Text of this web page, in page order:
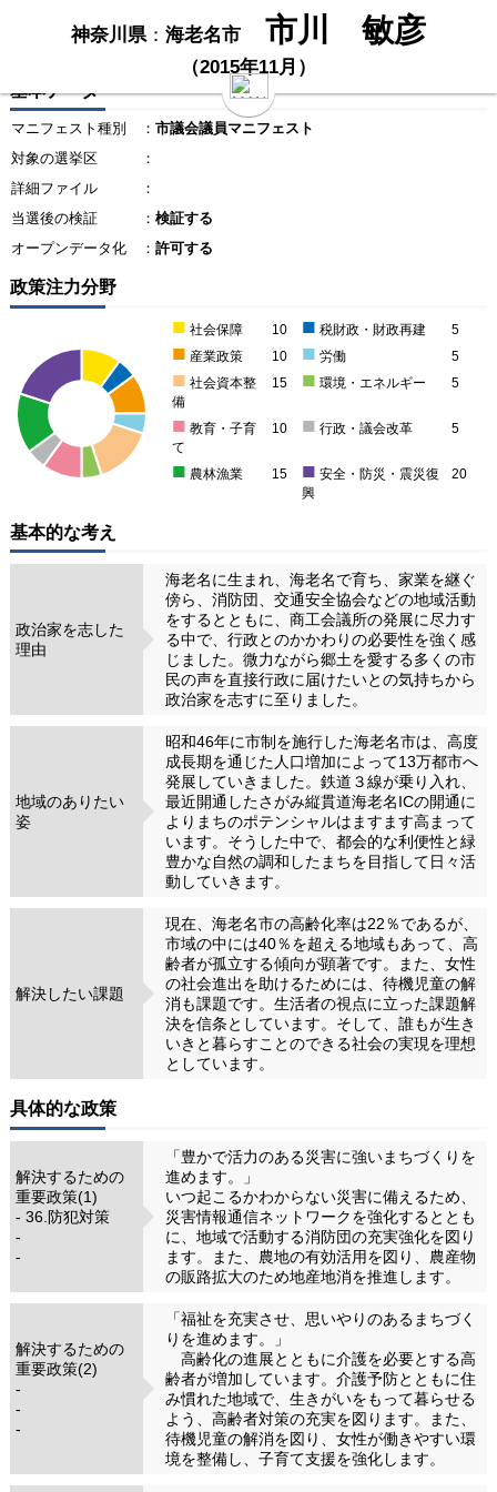
神奈川県：海老名市 市川 敏彦
（2015年11月）
基本データ
マニフェスト種別 ： 市議会議員マニフェスト
対象の選挙区
：
詳細ファイル
：
当選後の検証
： 検証する
オープンデータ化
： 許可する
政策注力分野
■ 社会保障 10 ■ 税財政・財政再建 5
■ 産業政策 10 ■ 労働 5
■ 社会資本整
備
15 ■ 環境・エネルギー 5
■ 教育・子育
て
10 ■ 行政・議会改革 5
■ 農林漁業 15 ■ 安全・防災・震災復
興
20
基本的な考え
政治家を志した
理由
海老名に生まれ、海老名で育ち、家業を継ぐ
傍ら、消防団、交通安全協会などの地域活動
をするとともに、商工会議所の発展に尽力す
る中で、行政とのかかわりの必要性を強く感
じました。微力ながら郷土を愛する多くの市
民の声を直接行政に届けたいとの気持ちから
政治家を志すに至りました。
地域のありたい
姿
昭和46年に市制を施行した海老名市は、高度
成長期を通じた人口増加によって13万都市へ
発展していきました。鉄道３線が乗り入れ、
最近開通したさがみ縦貫道海老名ICの開通に
よりまちのポテンシャルはますます高まって
います。そうした中で、都会的な利便性と緑
豊かな自然の調和したまちを目指して日々活
動していきます。
解決したい課題
現在、海老名市の高齢化率は22％であるが、
市域の中には40％を超える地域もあって、高
齢者が孤立する傾向が顕著です。また、女性
の社会進出を助けるためには、待機児童の解
消も課題です。生活者の視点に立った課題解
決を信条としています。そして、誰もが生き
いきと暮らすことのできる社会の実現を理想
としています。
具体的な政策
解決するための
重要政策(1)
- 36.防犯対策
-
-
「豊かで活力のある災害に強いまちづくりを
進めます。」
いつ起こるかわからない災害に備えるため、
災害情報通信ネットワークを強化するととも
に、地域で活動する消防団の充実強化を図り
ます。また、農地の有効活用を図り、農産物
の販路拡大のため地産地消を推進します。
解決するための
重要政策(2)
-
-
-
「福祉を充実させ、思いやりのあるまちづく
りを進めます。」
高齢化の進展とともに介護を必要とする高
齢者が増加しています。介護予防とともに住
み慣れた地域で、生きがいをもって暮らせる
よう、高齢者対策の充実を図ります。また、
待機児童の解消を図り、女性が働きやすい環
境を整備し、子育て支援を強化します。